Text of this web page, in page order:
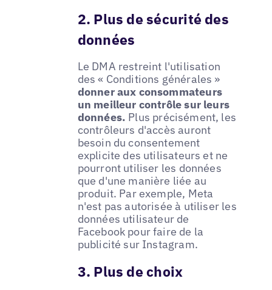
2. Plus de sécurité des
données
Le DMA restreint l'utilisation
des « Conditions générales »
donner aux consommateurs
un meilleur contrôle sur leurs
données. Plus précisément, les
contrôleurs d'accès auront
besoin du consentement
explicite des utilisateurs et ne
pourront utiliser les données
que d'une manière liée au
produit. Par exemple, Meta
n'est pas autorisée à utiliser les
données utilisateur de
Facebook pour faire de la
publicité sur Instagram.
3. Plus de choix